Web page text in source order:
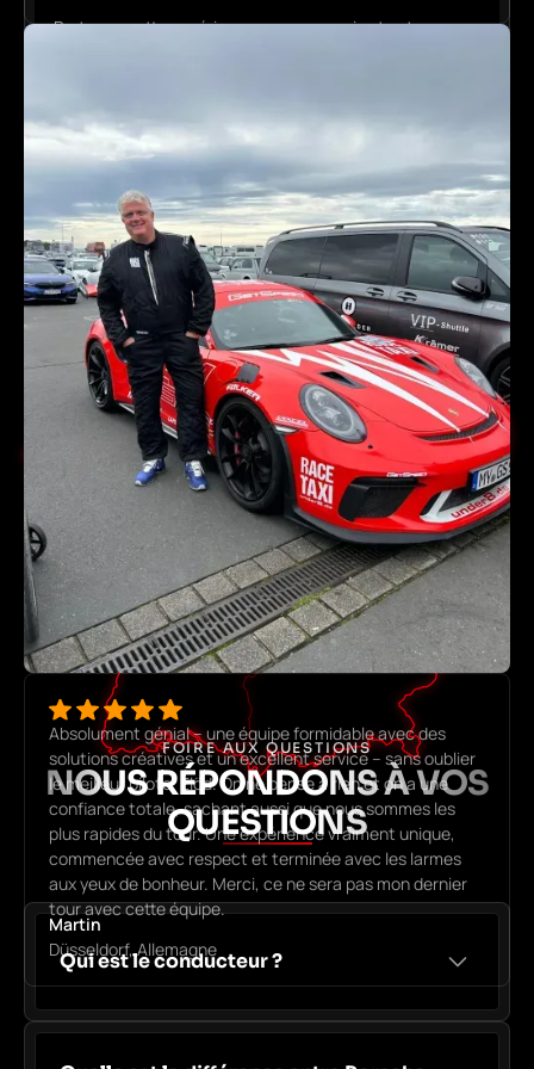
Absolument génial – une équipe formidable avec des
solutions créatives et un excellent service – sans oublier
le meilleur pilote, Elöd. On ne pense à rien et on a une
confiance totale, sachant aussi que nous sommes les
plus rapides du tour. Une expérience vraiment unique,
commencée avec respect et terminée avec les larmes
aux yeux de bonheur. Merci, ce ne sera pas mon dernier
tour avec cette équipe.
Martin
Düsseldorf, Allemagne
Partagez cette expérience avec vos amis et votre
FOIRE AUX QUESTIONS
NOUS RÉPONDONS À VOS
QUESTIONS
Qui est le conducteur ?
Le pilote de notre Porsche est Elöd Szarka, qui roule
quotidiennement depuis déjà 21 ans sur le circuit
Nordschleife du Nürburgring et totalise désormais plus